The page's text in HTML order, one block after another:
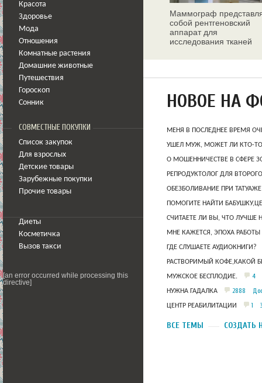
Красота
Здоровье
Мода
Отношения
Комнатные растения
Домашние животные
Путешествия
Гороскоп
Сонник
СОВМЕСТНЫЕ ПОКУПКИ
Список закупок
Для взрослых
Детские товары
Зарубежные покупки
Прочие товары
Диеты
Косметичка
Вызов такси
[an error occurred while processing this
directive]
Маммограф
собой рентгеновский
аппарат для
исследования тканей
НОВОЕ НА
МЕНЯ В ПОСЛЕДНЕЕ ВРЕМЯ
УШЕЛ МУЖ, МОЖЕТ ЛИ КТО-ТО
О МОШЕННИЧЕСТВЕ В СФЕРЕ
РЕПРОДУКТОЛОГ ДЛЯ
ОБЕЗБОЛИВАНИЕ ПРИ
ПОМОГИТЕ НАЙТИ
СЧИТАЕТЕ ЛИ ВЫ, ЧТО ЛУЧШЕ
МНЕ КАЖЕТСЯ, ЭПОХА
ГДЕ СЛУШАЕТЕ АУДИОКНИГИ?
РАСТВОРИМЫЙ КОФЕ,КАКОЙ
МУЖСКОЕ БЕСПЛОДИЕ. 4
НУЖНА ГАДАЛКА 2888
ЦЕНТР РЕАБИЛИТАЦИИ 1
ВСЕ ТЕМЫ СОЗДАТЬ